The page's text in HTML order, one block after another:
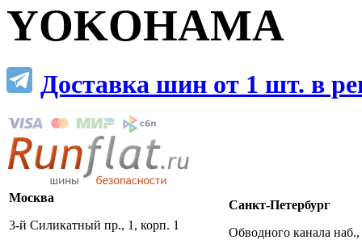
YOKOHAMA
Доставка шин от 1 шт. в
Москва
3-й Силикатный пр., 1, корп. 1
Санкт-Петербург
Обводного канала